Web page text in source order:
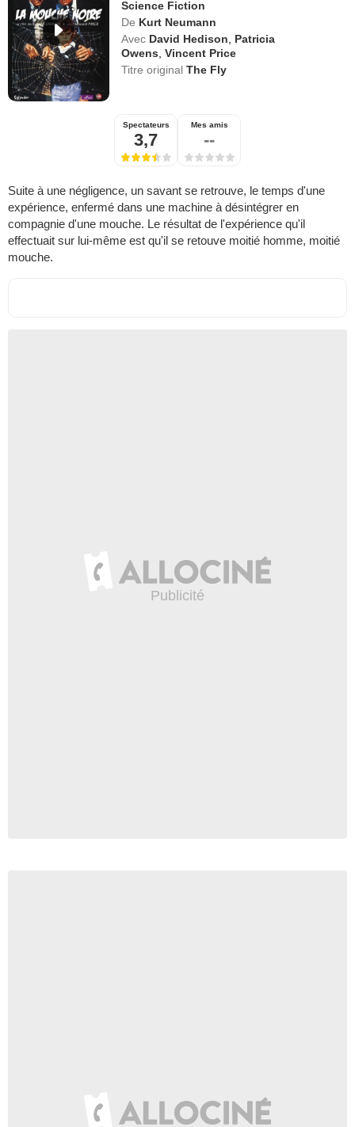
Science Fiction
De Kurt Neumann
Avec David Hedison
Patricia
Owens ,Vincent Price
Titre originalThe Fly
Spectateurs
3,7
Mes amis
--
Suite à une négligence, un savant se retrouve, le temps d'une
expérience, enfermé dans une machine à désintégrer en
compagnie d'une mouche. Le résultat de l'expérience qu'il
effectuait sur lui-même est qu'il se retouve moitié homme, moitié
mouche.